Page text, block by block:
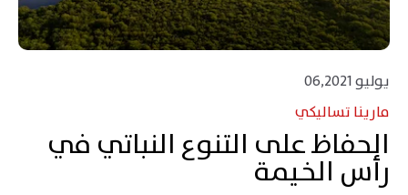
يوليو 06,2021
مارينا تساليكي
الحفاظ على التنوع النباتي في
رأس الخيمة